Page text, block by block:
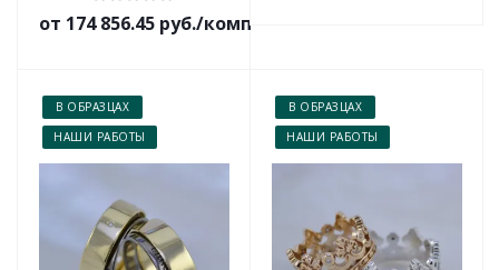
от 174 856.45 руб./комплект
В ОБРАЗЦАХ
НАШИ РАБОТЫ
В ОБРАЗЦАХ
НАШИ РАБОТЫ